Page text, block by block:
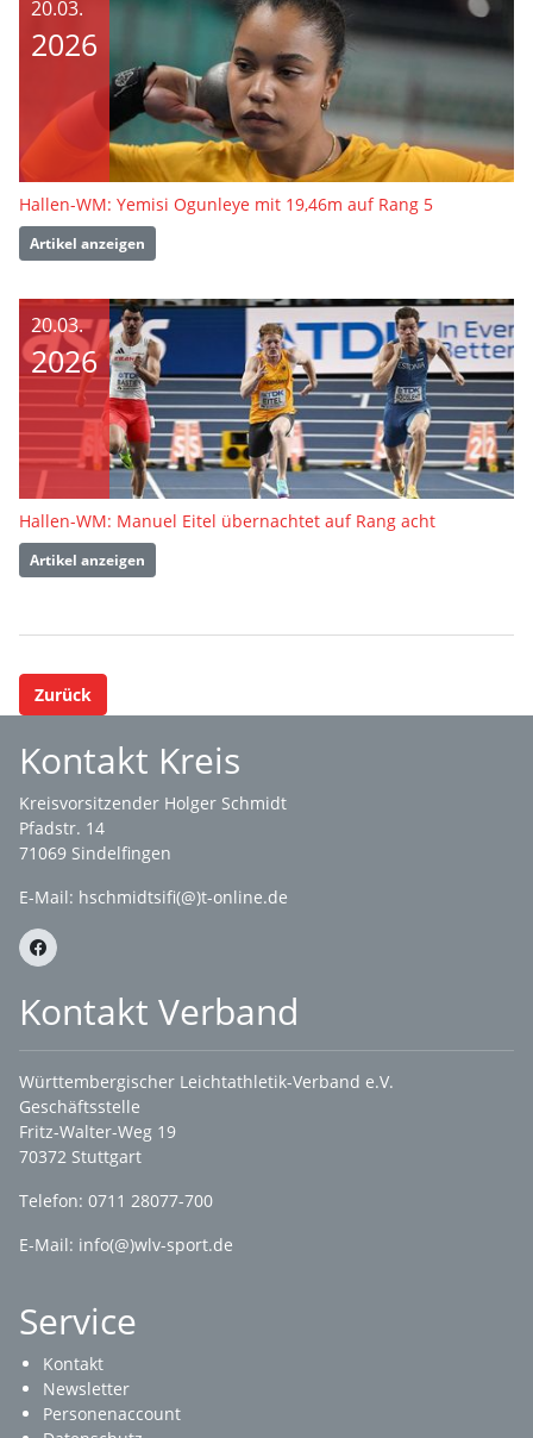
20.03.
2026
Hallen-WM: Yemisi Ogunleye mit 19,46m auf Rang 5
Artikel anzeigen
20.03.
2026
Hallen-WM: Manuel Eitel übernachtet auf Rang acht
Artikel anzeigen
Zurück
Kontakt Kreis
Kreisvorsitzender Holger Schmidt
Pfadstr. 14
71069 Sindelfingen
E-Mail: hschmidtsifi(@)t-online.de
Kontakt Verband
Württembergischer Leichtathletik-Verband e.V.
Geschäftsstelle
Fritz-Walter-Weg 19
70372 Stuttgart
Telefon: 0711 28077-700
E-Mail: info(@)wlv-sport.de
Service
Kontakt
Newsletter
Personenaccount